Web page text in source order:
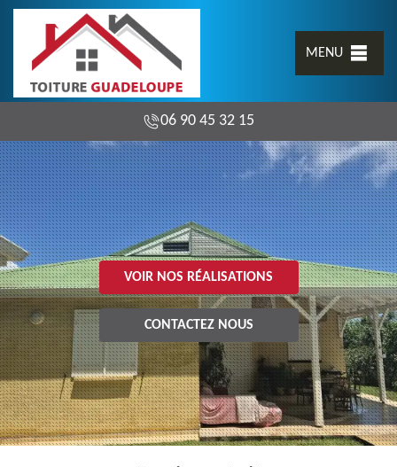
MENU
06 90 45 32 15
VOIR NOS RÉALISATIONS
CONTACTEZ NOUS